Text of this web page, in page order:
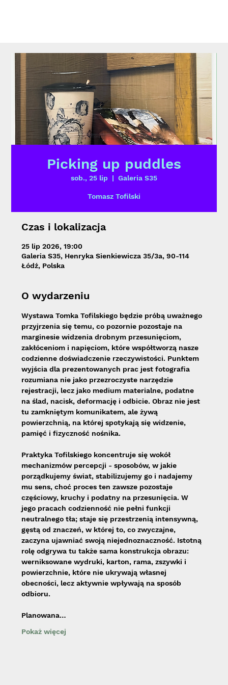
Picking up puddles
sob., 25 lip
  |
Galeria S35
Tomasz Tofilski
Czas i lokalizacja
25 lip 2026, 19:00
Galeria S35, Henryka Sienkiewicza 35/3a, 90-114
Łódź, Polska
O wydarzeniu
Wystawa Tomka Tofilskiego będzie próbą uważnego
przyjrzenia się temu, co pozornie pozostaje na
marginesie widzenia drobnym przesunięciom,
zakłóceniom i napięciom, które współtworzą nasze
codzienne doświadczenie rzeczywistości. Punktem
wyjścia dla prezentowanych prac jest fotografia
rozumiana nie jako przezroczyste narzędzie
rejestracji, lecz jako medium materialne, podatne
na ślad, nacisk, deformację i odbicie. Obraz nie jest
tu zamkniętym komunikatem, ale żywą
powierzchnią, na której spotykają się widzenie,
pamięć i fizyczność nośnika.
Praktyka Tofilskiego koncentruje się wokół
mechanizmów percepcji - sposobów, w jakie
porządkujemy świat, stabilizujemy go i nadajemy
mu sens, choć proces ten zawsze pozostaje
częściowy, kruchy i podatny na przesunięcia. W
jego pracach codzienność nie pełni funkcji
neutralnego tła; staje się przestrzenią intensywną,
gęstą od znaczeń, w której to, co zwyczajne,
zaczyna ujawniać swoją niejednoznaczność. Istotną
rolę odgrywa tu także sama konstrukcja obrazu:
werniksowane wydruki, karton, rama, zszywki i
powierzchnie, które nie ukrywają własnej
obecności, lecz aktywnie wpływają na sposób
odbioru.
Planowana…
Pokaż więcej